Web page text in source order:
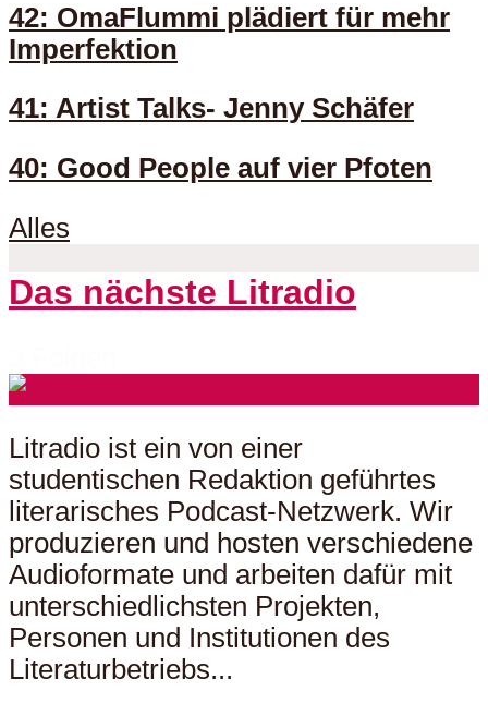
42: OmaFlummi plädiert für mehr
Imperfektion
41: Artist Talks- Jenny Schäfer
40: Good People auf vier Pfoten
Alles
Das nächste Litradio
Litradio ist ein von einer
studentischen Redaktion geführtes
literarisches Podcast-Netzwerk. Wir
produzieren und hosten verschiedene
Audioformate und arbeiten dafür mit
unterschiedlichsten Projekten,
Personen und Institutionen des
Literaturbetriebs...